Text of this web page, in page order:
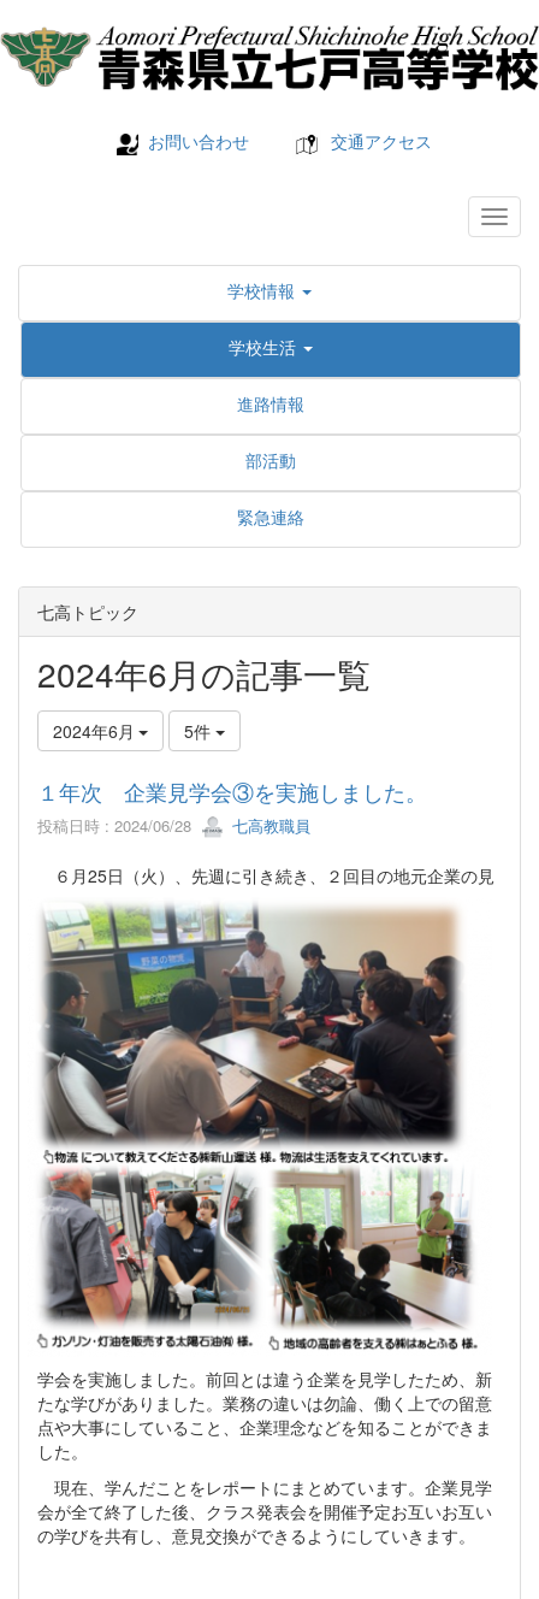
お問い合わせ 交通アクセス
学校情報
学校生活
進路情報
部活動
緊急連絡
七高トピック
2024年6月の記事一覧
2024年6月 5件
１年次 企業見学会③を実施しました。
投稿日時 : 2024/06/28 七高教職員
６月25日（火）、先週に引き続き、２回目の地元企業の見
学会を実施しました。前回とは違う企業を見学したため、新
たな学びがありました。業務の違いは勿論、働く上での留意
点や大事にしていること、企業理念などを知ることができま
した。
現在、学んだことをレポートにまとめています。企業見学
会が全て終了した後、クラス発表会を開催予定お互いお互い
の学びを共有し、意見交換ができるようにしていきます。